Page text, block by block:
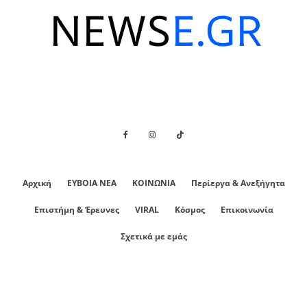
Αρχική ΕΥΒΟΙΑ ΝΕΑ ΚΟΙΝΩΝΙΑ Περίεργα & Ανεξήγητα
Επιστήμη & Έρευνες VIRAL Κόσμος Επικοινωνία
Σχετικά με εμάς